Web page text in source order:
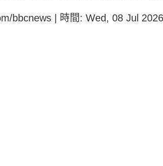
bbcnews | 時間: Wed, 08 Jul